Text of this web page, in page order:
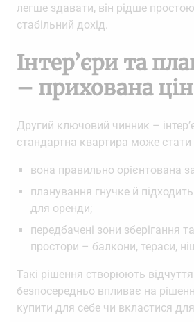
легше здавати, він рідше
стабільний дохід.
Інтер’єри та
– прихована
Другий ключовий чинник –
стандартна квартира може
вона правильно орієнтована
планування гнучке й підходить
для оренди;
передбачені зони зберігання
простори – балкони, тераси,
Такі рішення створюють
безпосередньо впливає на
купити для себе чи вкластися